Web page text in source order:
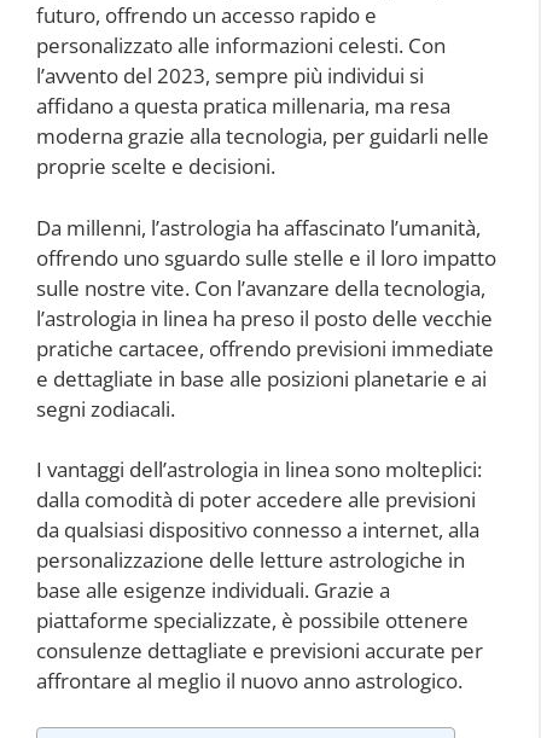
futuro, offrendo un accesso rapido e
personalizzato alle informazioni celesti. Con
l’avvento del 2023, sempre più individui si
affidano a questa pratica millenaria, ma resa
moderna grazie alla tecnologia, per guidarli nelle
proprie scelte e decisioni.
Da millenni, l’astrologia ha affascinato l’umanità,
offrendo uno sguardo sulle stelle e il loro impatto
sulle nostre vite. Con l’avanzare della tecnologia,
l’astrologia in linea ha preso il posto delle vecchie
pratiche cartacee, offrendo previsioni immediate
e dettagliate in base alle posizioni planetarie e ai
segni zodiacali.
I vantaggi dell’astrologia in linea sono molteplici:
dalla comodità di poter accedere alle previsioni
da qualsiasi dispositivo connesso a internet, alla
personalizzazione delle letture astrologiche in
base alle esigenze individuali. Grazie a
piattaforme specializzate, è possibile ottenere
consulenze dettagliate e previsioni accurate per
affrontare al meglio il nuovo anno astrologico.